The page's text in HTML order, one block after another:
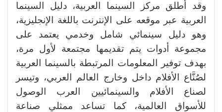
وقد أطلق مركز السينما العربية، دليل السينما
العربية عبر موقعه على الإنترنت باللغة الإنجليزية،
وهو دليل سينمائي شامل وخدمي يعتمد على
مجموعة أدوات يتم تقديمها مجتمعة لأول مرة،
بهدف توفير المعلومات المرتبطة بالسينما العربية
لصُنَّاع الأفلام داخل وخارج العالم العربي، وتيسر
لصناع الأفلام والسينمائيين العرب الوصول
للأسواق العالمية، كما تساعد ممثلي صناعة